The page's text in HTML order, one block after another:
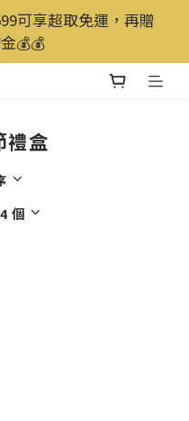
可享超取免運，再贈
💰️💰️
禮盒
個